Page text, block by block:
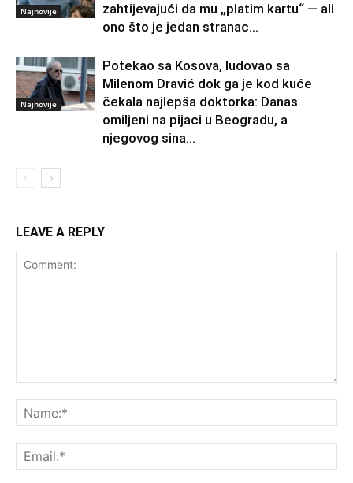
Najnovije
zahtijevajući da mu „platim kartu“ — ali
ono što je jedan stranac...
Najnovije
Potekao sa Kosova, ludovao sa
Milenom Dravić dok ga je kod kuće
čekala najlepša doktorka: Danas
omiljeni na pijaci u Beogradu, a
njegovog sina...
LEAVE A REPLY